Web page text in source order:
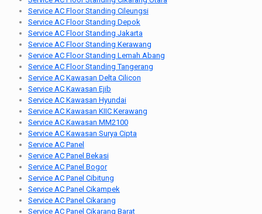
Service AC Floor Standing Cileungsi
Service AC Floor Standing Depok
Service AC Floor Standing Jakarta
Service AC Floor Standing Kerawang
Service AC Floor Standing Lemah Abang
Service AC Floor Standing Tangerang
Service AC Kawasan Delta Cilicon
Service AC Kawasan Ejib
Service AC Kawasan Hyundai
Service AC Kawasan KIIC Kerawang
Service AC Kawasan MM2100
Service AC Kawasan Surya Cipta
Service AC Panel
Service AC Panel Bekasi
Service AC Panel Bogor
Service AC Panel Cibitung
Service AC Panel Cikampek
Service AC Panel Cikarang
Service AC Panel Cikarang Barat